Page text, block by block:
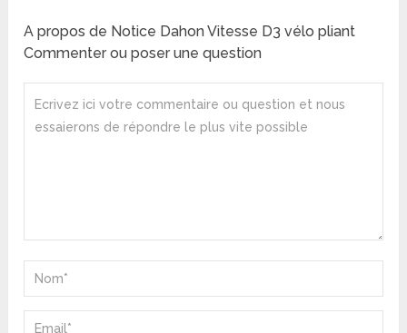
A propos de Notice Dahon Vitesse D3 vélo pliant
Commenter ou poser une question